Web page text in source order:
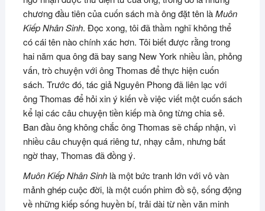
chương đầu tiên của cuốn sách mà ông đặt tên làMuôn
Kiếp Nhân Sinh. Đọc xong, tôi đã thầm nghĩ không thể
có cái tên nào chính xác hơn. Tôi biết được rằng trong
hai năm qua ông đã bay sang New York nhiều lần, phỏng
vấn, trò chuyện với ông Thomas để thực hiện cuốn
sách. Trước đó, tác giả Nguyên Phong đã liên lạc với
ông Thomas để hỏi xin ý kiến về việc viết một cuốn sách
kể lại các câu chuyện tiền kiếp mà ông từng chia sẻ.
Ban đầu ông không chắc ông Thomas sẽ chấp nhận, vì
nhiều câu chuyện quá riêng tư, nhạy cảm, nhưng bất
ngờ thay, Thomas đã đồng ý.
Muôn Kiếp Nhân Sinhlà một bức tranh lớn với vô vàn
mảnh ghép cuộc đời, là một cuốn phim đồ sộ, sống động
về những kiếp sống huyền bí, trải dài từ nền văn minh